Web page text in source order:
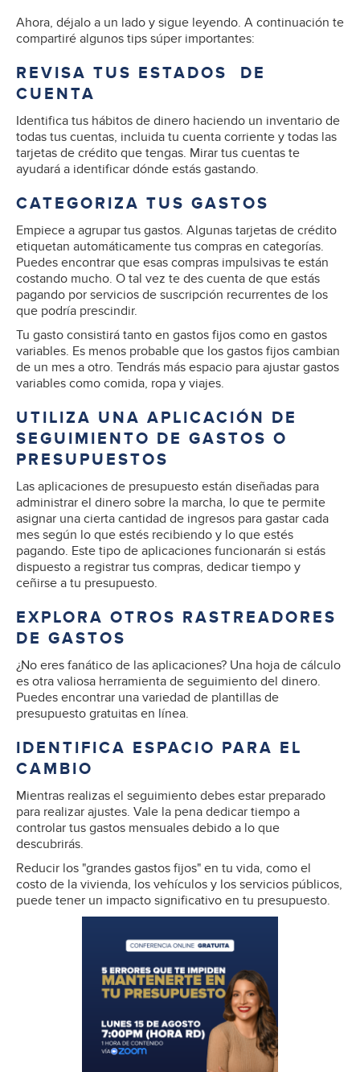
Ahora, déjalo a un lado y sigue leyendo. A continuación te
compartiré algunos tips súper importantes:
REVISA TUS ESTADOS DE
CUENTA
Identifica tus hábitos de dinero haciendo un inventario de
todas tus cuentas, incluida tu cuenta corriente y todas las
tarjetas de crédito que tengas. Mirar tus cuentas te
ayudará a identificar dónde estás gastando.
CATEGORIZA TUS GASTOS
Empiece a agrupar tus gastos. Algunas tarjetas de crédito
etiquetan automáticamente tus compras en categorías.
Puedes encontrar que esas compras impulsivas te están
costando mucho. O tal vez te des cuenta de que estás
pagando por servicios de suscripción recurrentes de los
que podría prescindir.
Tu gasto consistirá tanto en gastos fijos como en gastos
variables. Es menos probable que los gastos fijos cambian
de un mes a otro. Tendrás más espacio para ajustar gastos
variables como comida, ropa y viajes.
UTILIZA UNA APLICACIÓN DE
SEGUIMIENTO DE GASTOS O
PRESUPUESTOS
Las aplicaciones de presupuesto están diseñadas para
administrar el dinero sobre la marcha, lo que te permite
asignar una cierta cantidad de ingresos para gastar cada
mes según lo que estés recibiendo y lo que estés
pagando. Este tipo de aplicaciones funcionarán si estás
dispuesto a registrar tus compras, dedicar tiempo y
ceñirse a tu presupuesto.
EXPLORA OTROS RASTREADORES
DE GASTOS
¿No eres fanático de las aplicaciones? Una hoja de cálculo
es otra valiosa herramienta de seguimiento del dinero.
Puedes encontrar una variedad de plantillas de
presupuesto gratuitas en línea.
IDENTIFICA ESPACIO PARA EL
CAMBIO
Mientras realizas el seguimiento debes estar preparado
para realizar ajustes. Vale la pena dedicar tiempo a
controlar tus gastos mensuales debido a lo que
descubrirás.
Reducir los "grandes gastos fijos" en tu vida, como el
costo de la vivienda, los vehículos y los servicios públicos,
puede tener un impacto significativo en tu presupuesto.